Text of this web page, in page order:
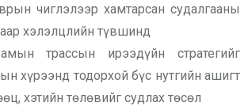
чиглэлээр хамтарсан судалгааны
хэлэлцлийн түвшинд
трассын ирээдүйн стратегийг
хүрээнд тодорхой бүс нутгийн ашигт
хэтийн төлөвийг судлах төсөл